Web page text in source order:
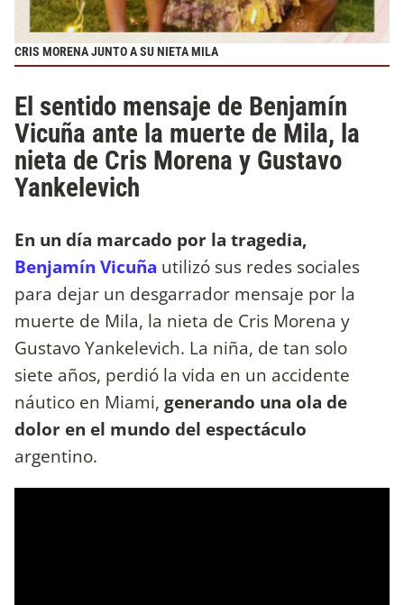
CRIS MORENA JUNTO A SU NIETA MILA
El sentido mensaje de Benjamín
Vicuña ante la muerte de Mila, la
nieta de Cris Morena y Gustavo
Yankelevich
En un día marcado por la tragedia,
Benjamín Vicuña utilizó sus redes sociales
para dejar un desgarrador mensaje por la
muerte de Mila, la nieta de Cris Morena y
Gustavo Yankelevich. La niña, de tan solo
siete años, perdió la vida en un accidente
náutico en Miami, generando una ola de
dolor en el mundo del espectáculo
argentino.